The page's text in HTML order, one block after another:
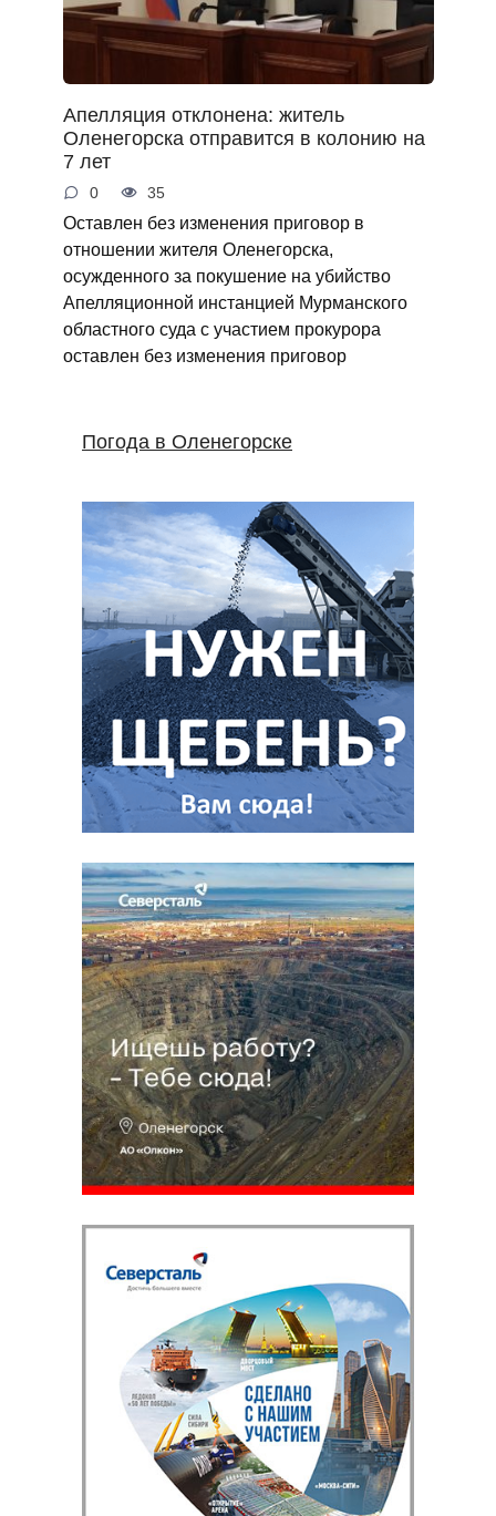
Апелляция отклонена: житель
Оленегорска отправится в колонию на
7 лет
0 35
Оставлен без изменения приговор в
отношении жителя Оленегорска,
осужденного за покушение на убийство
Апелляционной инстанцией Мурманского
областного суда с участием прокурора
оставлен без изменения приговор
Погода в Оленегорске